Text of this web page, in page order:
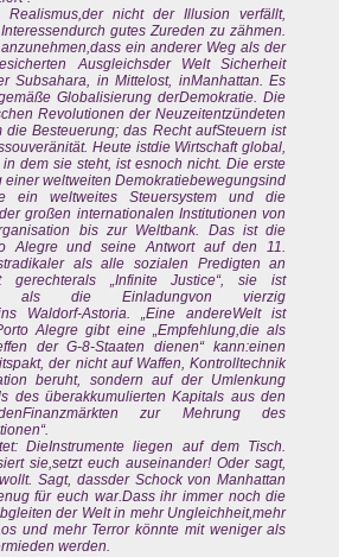
nicht der Illusion verfällt,
gutes Zureden zu zähmen.
ein anderer Weg als der
Ausgleichsder Welt Sicherheit
Subsahara, in Mittelost, inManhattan. Es
Globalisierung derDemokratie. Die
Revolutionen der Neuzeitentzündeten
die Besteuerung; das Recht aufSteuern ist
Heute istdie Wirtschaft global,
dem sie steht, ist esnoch nicht. Die erste
einer weltweiten Demokratiebewegungsind
ein weltweites Steuersystem und die
großen internationalen Institutionen von
bis zur Weltbank. Das ist die
Alegre und seine Antwort auf den 11.
als alle sozialen Predigten an
„Infinite Justice“, sie ist
als die Einladungvon vierzig
Waldorf-Astoria. „Eine andereWelt ist
Alegre gibt eine „Empfehlung,die als
der G-8-Staaten dienen“ kann:einen
der nicht auf Waffen, Kontrolltechnik
beruht, sondern auf der Umlenkung
des überakkumulierten Kapitals aus den
zur Mehrung des
DieInstrumente liegen auf dem Tisch.
sie,setzt euch auseinander! Oder sagt,
Sagt, dassder Schock von Manhattan
für euch war.Dass ihr immer noch die
der Welt in mehr Ungleichheit,mehr
und mehr Terror könnte mit weniger als
werden.